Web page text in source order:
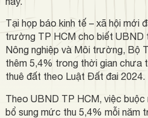
Tại họp báo kinh tế – xã hội mới
trường TP HCM cho biết UBND
Nông nghiệp và Môi trường, Bộ
thêm 5,4% trong thời gian chưa
thuê đất theo Luật Đất đai 2024.
Theo UBND TP HCM, việc
bổ sung mức thu 5,4% mỗi năm